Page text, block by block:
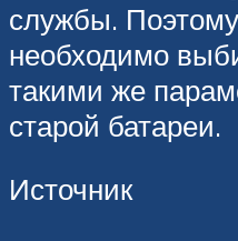
службы.
необходимо
такими же
старой батареи.
Источник